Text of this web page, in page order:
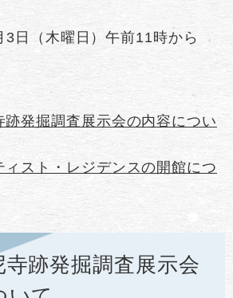
3日（木曜日）午前11時から
跡発掘調査展示会の内容につい
ィスト・レジデンスの開館につ
寺跡発掘調査展示会